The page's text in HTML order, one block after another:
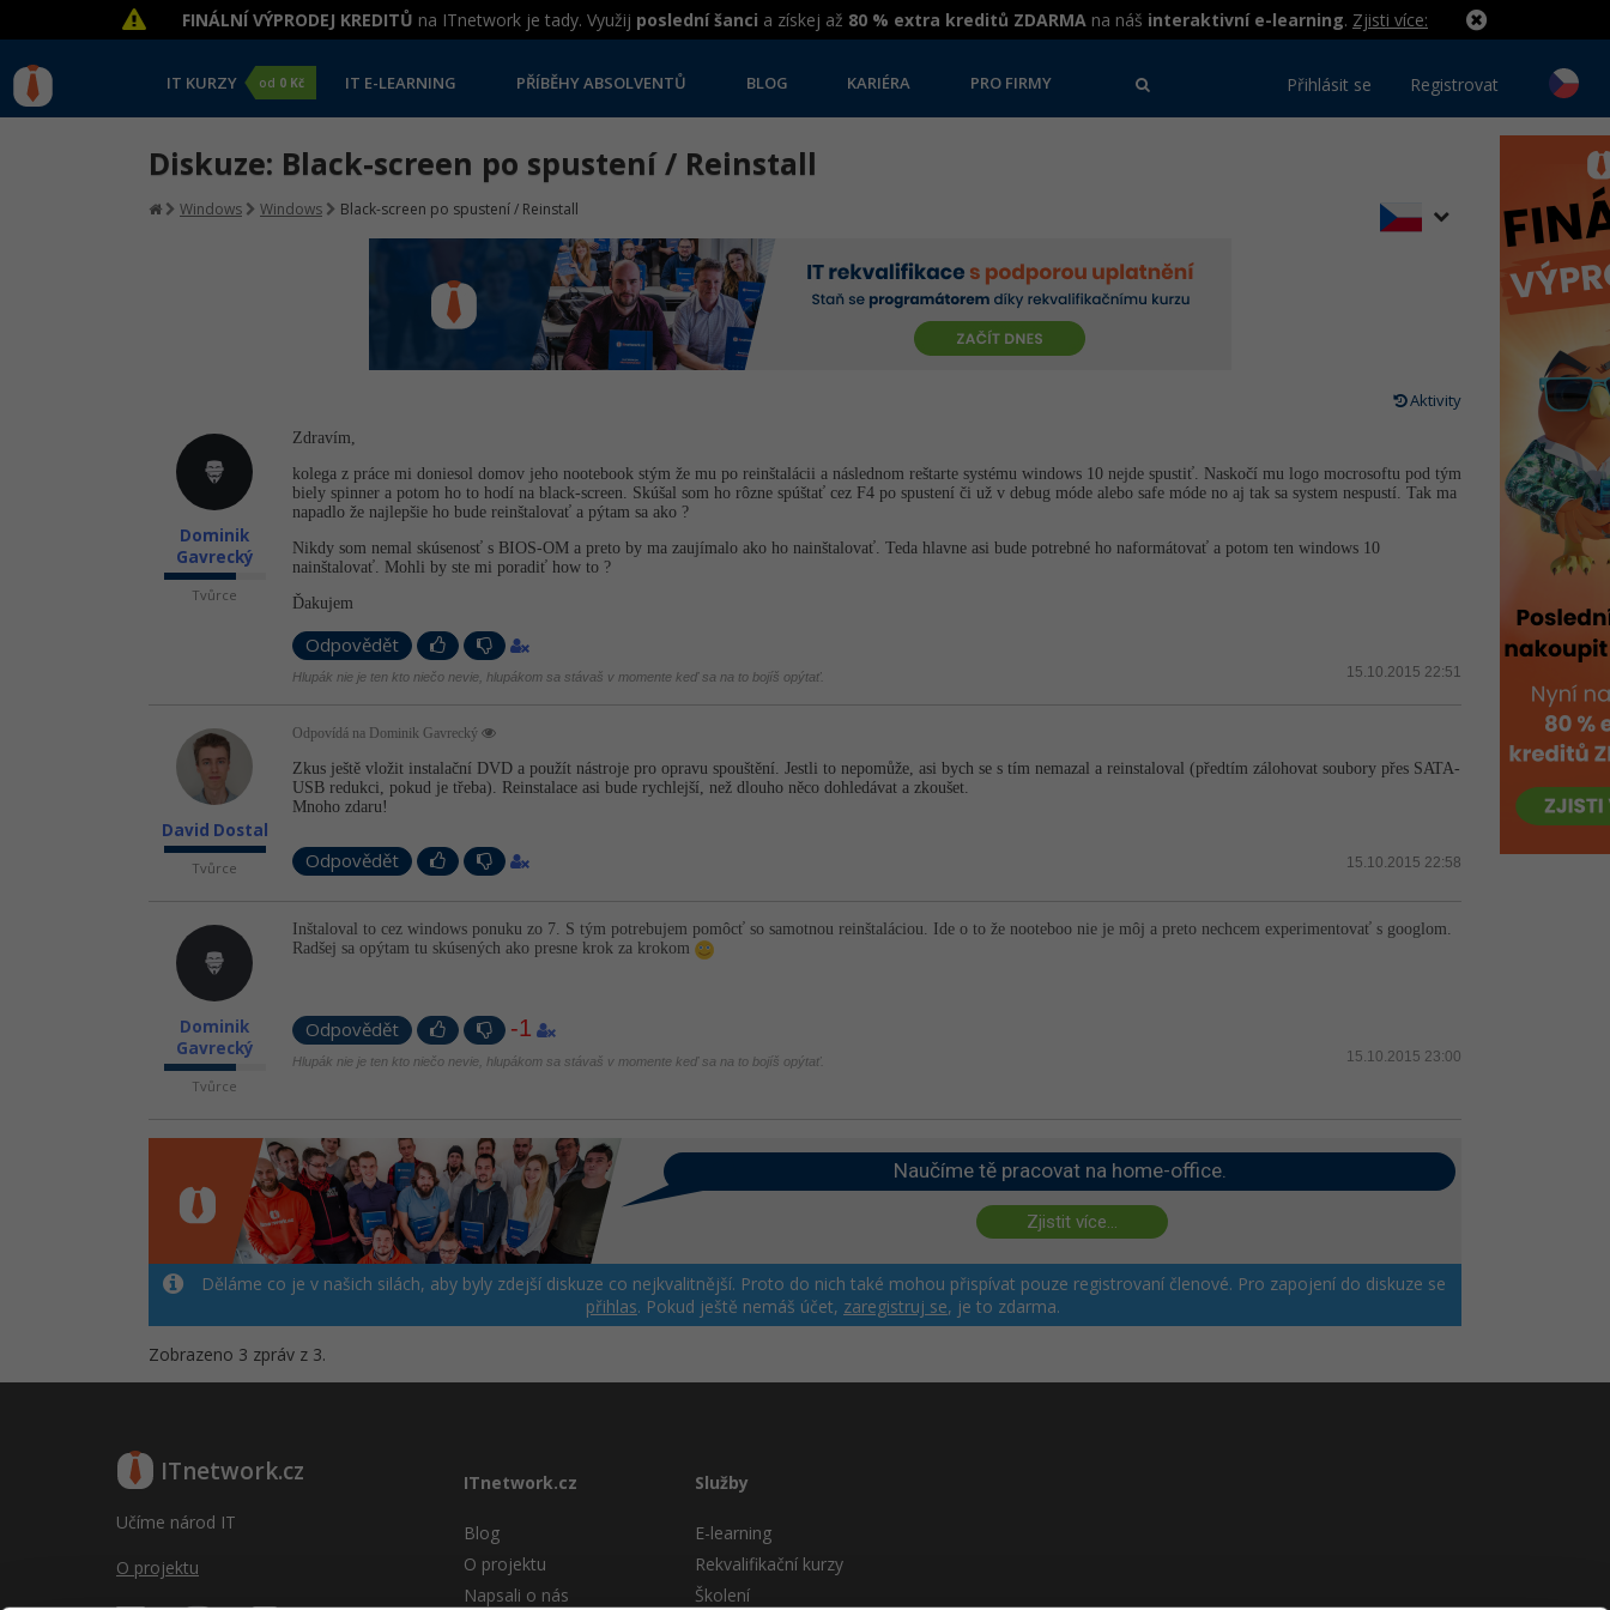
FINÁLNÍ VÝPRODEJ KREDITŮ na ITnetwork je tady. Využij poslední šanci a získej až 80 % extra kreditů ZDARMA na náš interaktivní e-learning. Zjisti více:
IT KURZY od 0 Kč IT E-LEARNING PŘÍBĚHY ABSOLVENTŮ BLOG KARIÉRA PRO FIRMY Přihlásit se Registrovat
Diskuze: Black-screen po spustení / Reinstall
Windows Windows Black-screen po spustení / Reinstall
Aktivity
Dominik
Gavrecký
Tvůrce
Zdravím,
kolega z práce mi doniesol domov jeho nootebook stým že mu po reinštalácii a následnom reštarte systému windows 10 nejde spustiť. Naskočí mu logo mocrosoftu pod tým
biely spinner a potom ho to hodí na black-screen. Skúšal som ho rôzne spúštať cez F4 po spustení či už v debug móde alebo safe móde no aj tak sa system nespustí. Tak ma
napadlo že najlepšie ho bude reinštalovať a pýtam sa ako ?
Nikdy som nemal skúsenosť s BIOS-OM a preto by ma zaujímalo ako ho nainštalovať. Teda hlavne asi bude potrebné ho naformátovať a potom ten windows 10
nainštalovať. Mohli by ste mi poradiť how to ?
Ďakujem
Odpovědět
15.10.2015 22:51
Hlupák nie je ten kto niečo nevie, hlupákom sa stávaš v momente keď sa na to bojíš opýtať.
David Dostal
Tvůrce
Odpovídá na Dominik Gavrecký
Zkus ještě vložit instalační DVD a použít nástroje pro opravu spouštění. Jestli to nepomůže, asi bych se s tím nemazal a reinstaloval (předtím zálohovat soubory přes SATA-
USB redukci, pokud je třeba). Reinstalace asi bude rychlejší, než dlouho něco dohledávat a zkoušet.
Mnoho zdaru!
Odpovědět 15.10.2015 22:58
Dominik
Gavrecký
Tvůrce
Inštaloval to cez windows ponuku zo 7. S tým potrebujem pomôcť so samotnou reinštaláciou. Ide o to že nooteboo nie je môj a preto nechcem experimentovať s googlom.
Radšej sa opýtam tu skúsených ako presne krok za krokom
Odpovědět -1
15.10.2015 23:00
Hlupák nie je ten kto niečo nevie, hlupákom sa stávaš v momente keď sa na to bojíš opýtať.
Naučíme tě pracovat na home-office.
Zjistit více...
Děláme co je v našich silách, aby byly zdejší diskuze co nejkvalitnější. Proto do nich také mohou přispívat pouze registrovaní členové. Pro zapojení do diskuze se
přihlas. Pokud ještě nemáš účet, zaregistruj se, je to zdarma.
Zobrazeno 3 zpráv z 3.
ITnetwork.cz
Učíme národ IT
O projektu
ITnetwork.cz
Blog
O projektu
Napsali o nás
Služby
E-learning
Rekvalifikační kurzy
Školení